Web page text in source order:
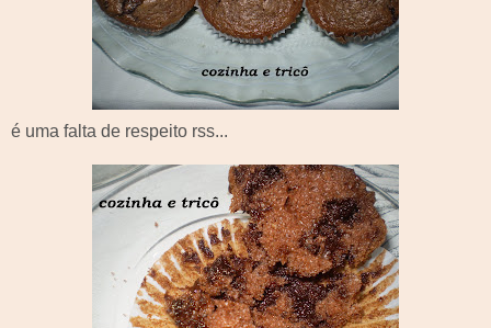
é uma falta de respeito rss...